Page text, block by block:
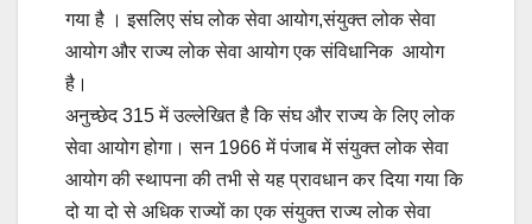
गया है । इसलिए संघ लोक सेवा आयोग,संयुक्त लोक सेवा
आयोग और राज्य लोक सेवा आयोग एक संविधानिक आयोग
है।
अनुच्छेद 315 में उल्लेखित है कि संघ और राज्य के लिए लोक
सेवा आयोग होगा। सन 1966 में पंजाब में संयुक्त लोक सेवा
आयोग की स्थापना की तभी से यह प्रावधान कर दिया गया कि
दो या दो से अधिक राज्यों का एक संयुक्त राज्य लोक सेवा